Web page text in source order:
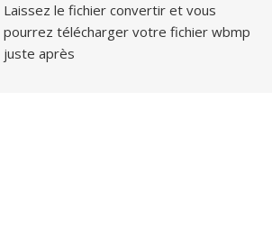
Laissez le fichier convertir et vous
pourrez télécharger votre fichier wbmp
juste après